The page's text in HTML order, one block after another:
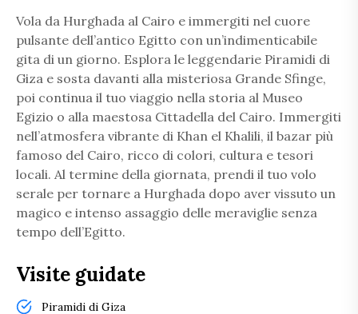
Vola da Hurghada al Cairo e immergiti nel cuore
pulsante dell’antico Egitto con un’indimenticabile
gita di un giorno. Esplora le leggendarie Piramidi di
Giza e sosta davanti alla misteriosa Grande Sfinge,
poi continua il tuo viaggio nella storia al Museo
Egizio o alla maestosa Cittadella del Cairo. Immergiti
nell’atmosfera vibrante di Khan el Khalili, il bazar più
famoso del Cairo, ricco di colori, cultura e tesori
locali. Al termine della giornata, prendi il tuo volo
serale per tornare a Hurghada dopo aver vissuto un
magico e intenso assaggio delle meraviglie senza
tempo dell’Egitto.
Visite guidate
Piramidi di Giza